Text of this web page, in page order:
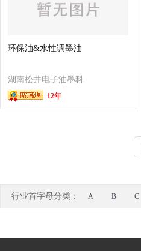
环保油&水性调墨油
湖南松井电子油墨科
技有限公司12年
行业首字母分类： A B C